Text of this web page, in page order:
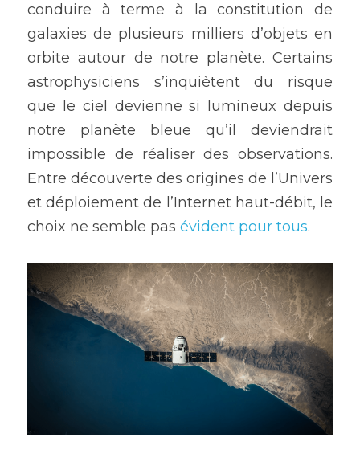
conduire à terme à la constitution de
galaxies de plusieurs milliers d’objets en
orbite autour de notre planète. Certains
astrophysiciens s’inquiètent du risque
que le ciel devienne si lumineux depuis
notre planète bleue qu’il deviendrait
impossible de réaliser des observations.
Entre découverte des origines de l’Univers
et déploiement de l’Internet haut-débit, le
choix ne semble pas évident pour tous.